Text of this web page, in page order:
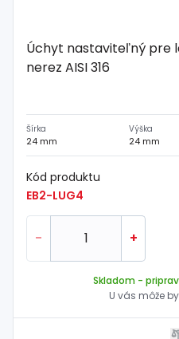
Úchyt nastaviteľný pre
nerez AISI 316
Šírka
24 mm
Výška
24 mm
Kód produktu
EB2-LUG4
- +
Skladom -
U vás môže